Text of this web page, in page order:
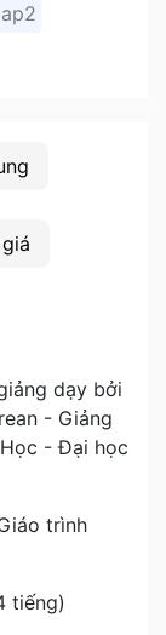
dạy bởi
- Giảng
- Đại học
trình
tiếng)